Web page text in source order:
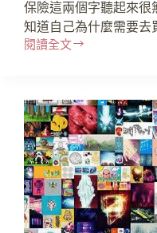
保險這兩個字聽起來很
知道自己為什麼需要
閱讀全文